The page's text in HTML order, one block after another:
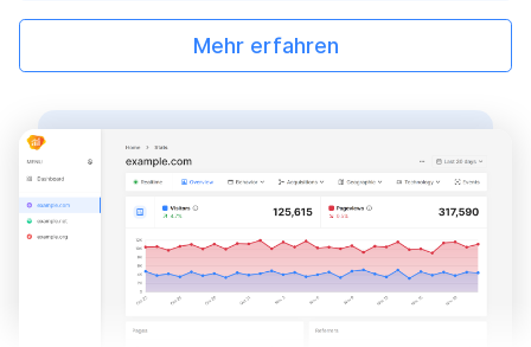
Mehr erfahren